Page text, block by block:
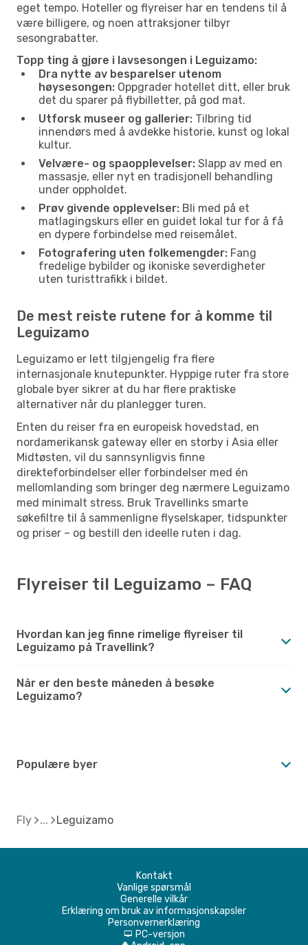
eget tempo. Hoteller og flyreiser har en tendens til å
være billigere, og noen attraksjoner tilbyr
sesongrabatter.
Topp ting å gjøre i lavsesongen i Leguizamo:
Dra nytte av besparelser utenom
høysesongen: Oppgrader hotellet ditt, eller bruk
det du sparer på flybilletter, på god mat.
Utforsk museer og gallerier: Tilbring tid
innendørs med å avdekke historie, kunst og lokal
kultur.
Velvære- og spaopplevelser: Slapp av med en
massasje, eller nyt en tradisjonell behandling
under oppholdet.
Prøv givende opplevelser: Bli med på et
matlagingskurs eller en guidet lokal tur for å få
en dypere forbindelse med reisemålet.
Fotografering uten folkemengder: Fang
fredelige bybilder og ikoniske severdigheter
uten turisttrafikk i bildet.
De mest reiste rutene for å komme til
Leguizamo
Leguizamo er lett tilgjengelig fra flere
internasjonale knutepunkter. Hyppige ruter fra store
globale byer sikrer at du har flere praktiske
alternativer når du planlegger turen.
Enten du reiser fra en europeisk hovedstad, en
nordamerikansk gateway eller en storby i Asia eller
Midtøsten, vil du sannsynligvis finne
direkteforbindelser eller forbindelser med én
mellomlanding som bringer deg nærmere Leguizamo
med minimalt stress. Bruk Travellinks smarte
søkefiltre til å sammenligne flyselskaper, tidspunkter
og priser – og bestill den ideelle ruten i dag.
Flyreiser til Leguizamo – FAQ
Hvordan kan jeg finne rimelige flyreiser til
Leguizamo på Travellink?
Når er den beste måneden å besøke
Leguizamo?
Populære byer
Fly Leguizamo
Kontakt
Vanlige spørsmål
Generelle vilkår
Erklæring om bruk av informasjonskapsler
Personvernerklæring
d PC-versjon